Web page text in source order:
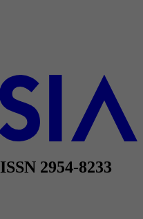
ISSN 2954-8233